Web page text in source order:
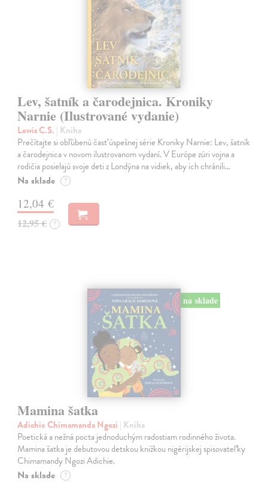
Lev, šatník a čarodejnica. Kroniky
Narnie (Ilustrované vydanie)
Lewis C.S. | Kniha
Prečítajte si obľúbenú časť úspešnej série Kroniky Narnie: Lev, šatník
a čarodejnica v novom ilustrovanom vydaní. V Európe zúri vojna a
rodičia posielajú svoje deti z Londýna na vidiek, aby ich chránili…
Na sklade ?
12,04 €
12,95 € ?
na sklade
Mamina šatka
Adichie Chimamanda Ngozi | Kniha
Poetická a nežná pocta jednoduchým radostiam rodinného života.
Mamina šatka je debutovou detskou knižkou nigérijskej spisovateľky
Chimamandy Ngozi Adichie.
Na sklade ?